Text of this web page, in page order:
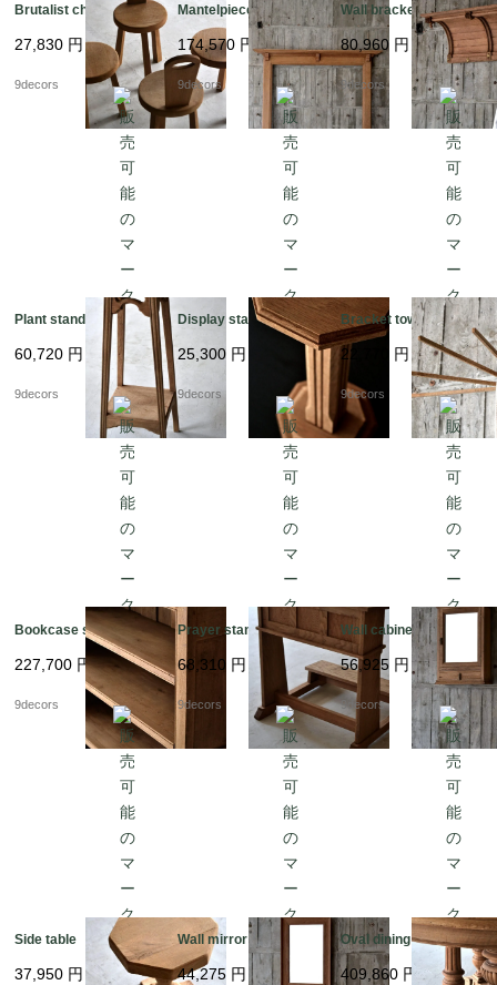
Brutalist chair
27,830 円
9decors
Mantelpiece
174,570 円
9decors
Wall bracket shelf
80,960 円
9decors
Plant stand
60,720 円
9decors
Display stand
25,300 円
9decors
Bracket towel hanger
22,770 円
9decors
Bookcase solid oak
227,700 円
9decors
Prayer stand
68,310 円
9decors
Wall cabinet mirror
56,925 円
9decors
Side table
37,950 円
Wall mirror
44,275 円
Oval dining table
409,860 円